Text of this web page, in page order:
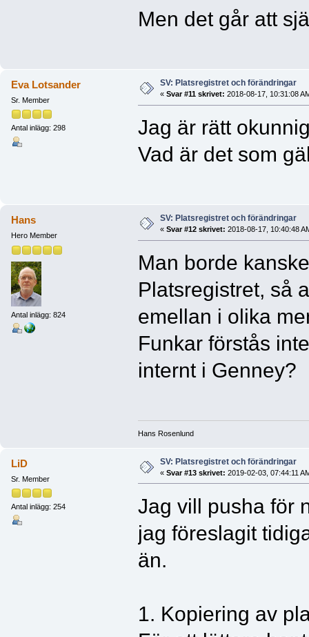
Men det går att
Eva Lotsander
Sr. Member
Antal inlägg: 298
SV: Platsregistret och förändringar
« Svar #11 skrivet: 2018-08-17, 10:31:08
Jag är rätt
Vad är det som
Hans
Hero Member
Antal inlägg: 824
SV: Platsregistret och förändringar
« Svar #12 skrivet: 2018-08-17, 10:40:48
Man borde
Platsregistret, så
emellan i olika
Funkar förstås
internt i Genney?
Hans Rosenlund
LiD
Sr. Member
Antal inlägg: 254
SV: Platsregistret och förändringar
« Svar #13 skrivet: 2019-02-03, 07:44:11
Jag vill pusha för
jag föreslagit
än.
1. Kopiering av